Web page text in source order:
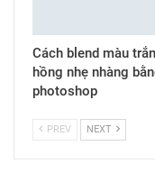
Cách blend màu
hồng nhẹ nhàng
photoshop
PREV NEXT